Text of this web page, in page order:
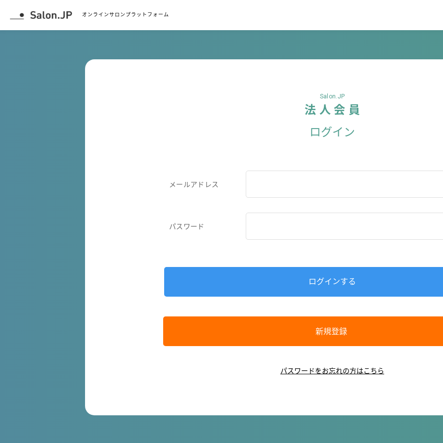
オンラインサロンプラットフォーム
Salon.JP
法 人 会 員
ログイン
メールアドレス
パスワード
ログインする
新規登録
パスワードをお忘れの方はこちら